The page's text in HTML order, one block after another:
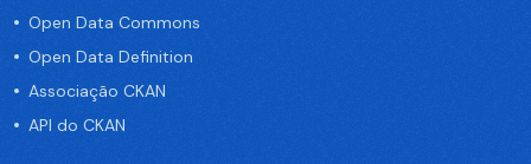
Open Data Commons
Open Data Definition
Associação CKAN
API do CKAN